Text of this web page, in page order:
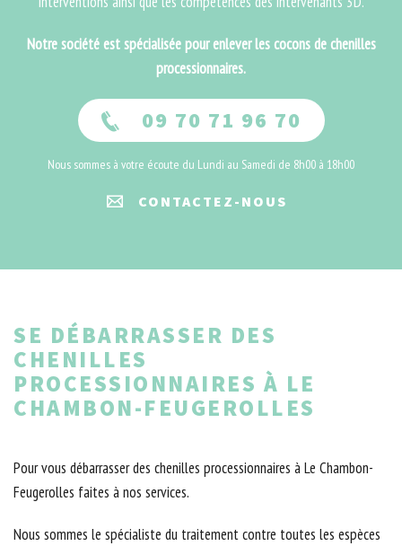
Notre société est spécialisée pour enlever les cocons de chenilles
processionnaires.
09 70 71 96 70
Nous sommes à votre écoute du Lundi au Samedi de 8h00 à 18h00
CONTACTEZ-NOUS
SE DÉBARRASSER DES
CHENILLES
PROCESSIONNAIRES À LE
CHAMBON-FEUGEROLLES
Pour vous débarrasser des chenilles processionnaires à Le Chambon-
Feugerolles faites à nos services.
Nous sommes le spécialiste du traitement contre toutes les espèces